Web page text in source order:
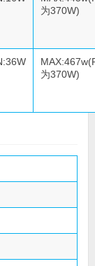
为370W)
为370W)